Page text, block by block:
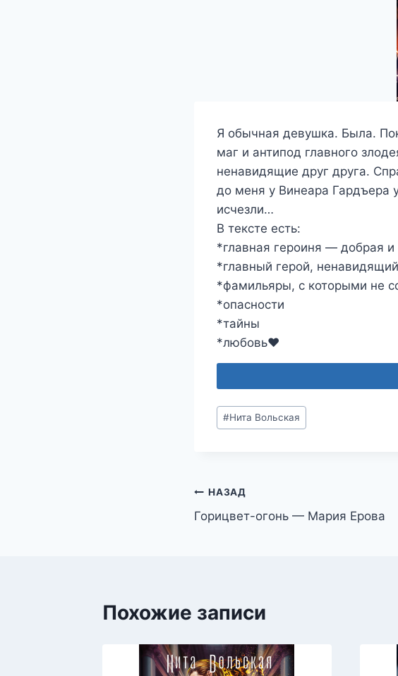
Я обычная девушка. Была.
маг и антипод главного
ненавидящие друг друга.
до меня у Винеара Гардъера
исчезли…
В тексте есть:
*главная героиня — добрая
*главный герой,
*фамильяры, с которыми не
*опасности
*тайны
*любовь‍❤️‍
Метки
записи:
#Нита Вольская
Навигация
по
НАЗАД
Горицвет-огонь — Мария Ерова
Похожие записи